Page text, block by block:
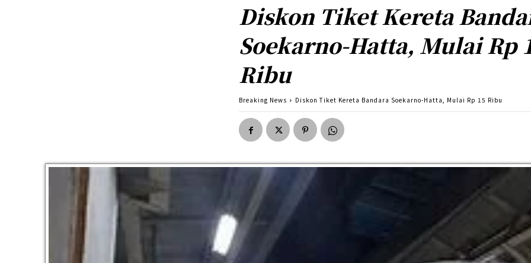
Diskon Tiket Kereta
Soekarno-Hatta, Mulai Rp
Ribu
Breaking News Diskon Tiket Kereta Bandara Soekarno-Hatta, Mulai Rp 15 Ribu